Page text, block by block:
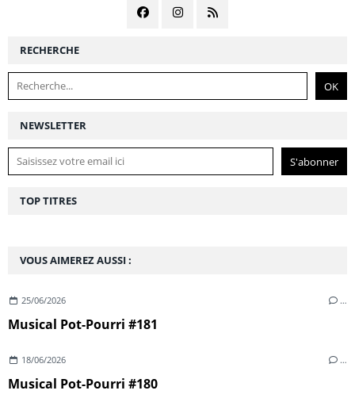
NEWSLETTER
RECHERCHE
VOUS AIMEREZ AUSSI :
25/06/2026 …
Musical Pot-Pourri #181
18/06/2026 …
Musical Pot-Pourri #180
TOP TITRES